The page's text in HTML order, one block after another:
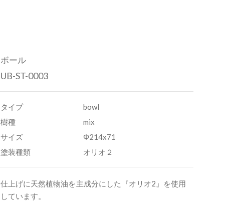
ボール
UB-ST-0003
タイプ
bowl
樹種
mix
サイズ
Φ214x71
塗装種類
オリオ２
仕上げに天然植物油を主成分にした『オリオ2』を使用
しています。